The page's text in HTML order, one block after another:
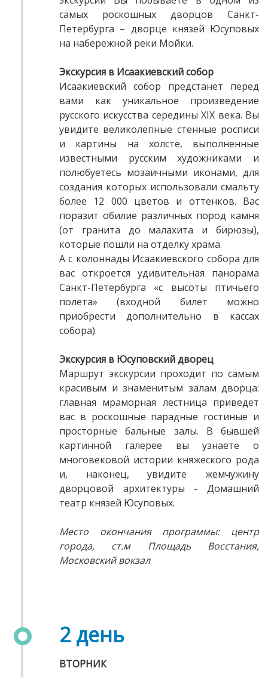
самых роскошных дворцов Санкт-
Петербурга – дворце князей Юсуповых
на набережной реки Мойки.
Экскурсия в Исаакиевский собор
Исаакиевский собор предстанет перед
вами как уникальное произведение
русского искусства середины XIX века. Вы
увидите великолепные стенные росписи
и картины на холсте, выполненные
известными русским художниками и
полюбуетесь мозаичными иконами, для
создания которых использовали смальту
более 12 000 цветов и оттенков. Вас
поразит обилие различных пород камня
(от гранита до малахита и бирюзы),
которые пошли на отделку храма.
А с колоннады Исаакиевского собора для
вас откроется удивительная панорама
Санкт-Петербурга «с высоты птичьего
полета» (входной билет можно
приобрести дополнительно в кассах
собора).
Экскурсия в Юсуповский дворец
Маршрут экскурсии проходит по самым
красивым и знаменитым залам дворца:
главная мраморная лестница приведет
вас в роскошные парадные гостиные и
просторные бальные залы. В бывшей
картинной галерее вы узнаете о
многовековой истории княжеского рода
и, наконец, увидите жемчужину
дворцовой архитектуры - Домашний
театр князей Юсуповых.
Место окончания программы: центр
города, ст.м Площадь Восстания,
Московский вокзал
2 день
ВТОРНИК